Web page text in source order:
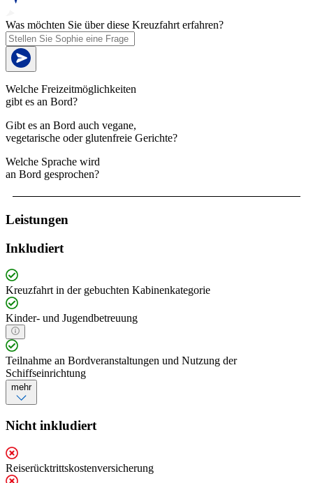
Was möchten Sie über diese Kreuzfahrt erfahren?
Welche Freizeitmöglichkeiten
gibt es an Bord?
Gibt es an Bord auch vegane,
vegetarische oder glutenfreie Gerichte?
Welche Sprache wird
an Bord gesprochen?
Leistungen
Inkludiert
Kreuzfahrt in der gebuchten Kabinenkategorie
Kinder- und Jugendbetreuung
Teilnahme an Bordveranstaltungen und Nutzung der
Schiffseinrichtung
mehr
Nicht inkludiert
Reiserücktrittskostenversicherung